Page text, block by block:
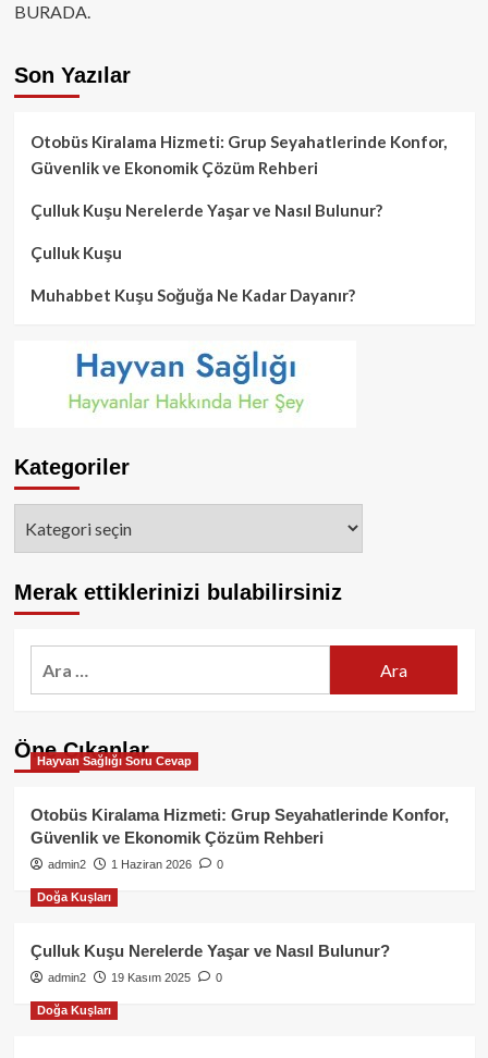
BURADA.
Son Yazılar
Otobüs Kiralama Hizmeti: Grup Seyahatlerinde Konfor,
Güvenlik ve Ekonomik Çözüm Rehberi
Çulluk Kuşu Nerelerde Yaşar ve Nasıl Bulunur?
Çulluk Kuşu
Muhabbet Kuşu Soğuğa Ne Kadar Dayanır?
Kategoriler
Merak ettiklerinizi bulabilirsiniz
Öne Çıkanlar
Hayvan Sağlığı Soru Cevap
Otobüs Kiralama Hizmeti: Grup Seyahatlerinde Konfor,
Güvenlik ve Ekonomik Çözüm Rehberi
admin2 1 Haziran 2026 0
Doğa Kuşları
Çulluk Kuşu Nerelerde Yaşar ve Nasıl Bulunur?
admin2 19 Kasım 2025 0
Doğa Kuşları